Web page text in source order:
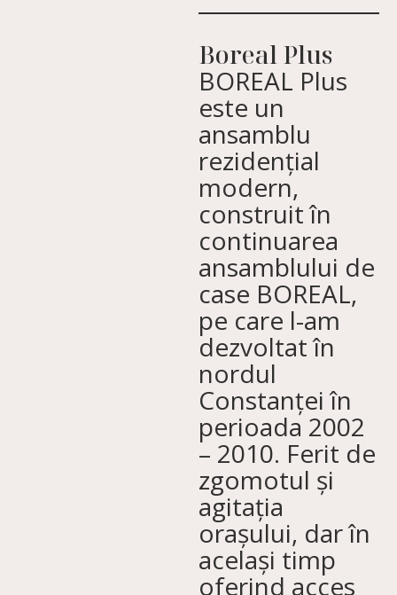
Boreal Plus
BOREAL Plus
este un
ansamblu
rezidențial
modern,
construit în
continuarea
ansamblului de
case BOREAL,
pe care l-am
dezvoltat în
nordul
Constanței în
perioada 2002
– 2010. Ferit de
zgomotul și
agitația
orașului, dar în
același timp
oferind acces